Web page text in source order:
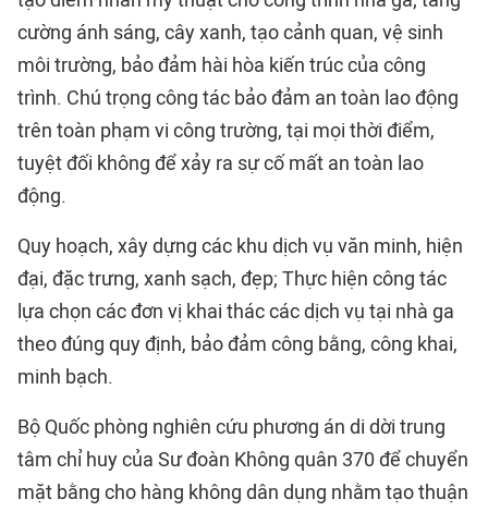
cường ánh sáng, cây xanh, tạo cảnh quan, vệ sinh
môi trường, bảo đảm hài hòa kiến trúc của công
trình. Chú trọng công tác bảo đảm an toàn lao động
trên toàn phạm vi công trường, tại mọi thời điểm,
tuyệt đối không để xảy ra sự cố mất an toàn lao
động.
Quy hoạch, xây dựng các khu dịch vụ văn minh, hiện
đại, đặc trưng, xanh sạch, đẹp; Thực hiện công tác
lựa chọn các đơn vị khai thác các dịch vụ tại nhà ga
theo đúng quy định, bảo đảm công bằng, công khai,
minh bạch.
Bộ Quốc phòng nghiên cứu phương án di dời trung
tâm chỉ huy của Sư đoàn Không quân 370 để chuyển
mặt bằng cho hàng không dân dụng nhằm tạo thuận